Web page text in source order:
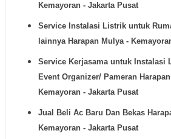
Kemayoran - Jakarta Pusat
Service Instalasi Listrik untuk
lainnya Harapan Mulya -
Service Kerjasama untuk Instalasi
Event Organizer/ Pameran
Kemayoran - Jakarta Pusat
Jual Beli Ac Baru Dan Bekas
Kemayoran - Jakarta Pusat